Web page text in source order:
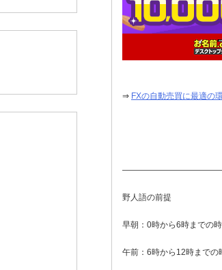
⇒ FXの自動売買に最適の
野人語の前提
早朝：0時から6時までの時
午前：6時から12時までの